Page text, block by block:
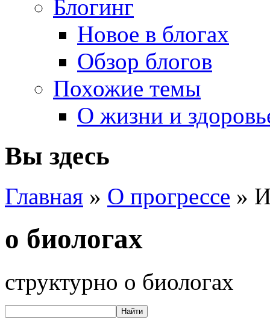
Блогинг
Новое в блогах
Обзор блогов
Похожие темы
О жизни и
Вы здесь
Главная » О прогрессе »
о биологах
структурно о биологах